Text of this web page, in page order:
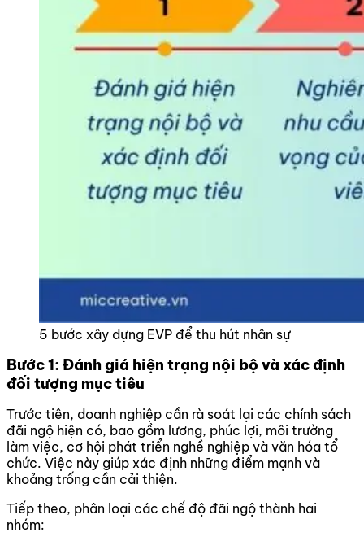
5 bước xây dựng EVP để thu hút nhân sự
Bước 1: Đánh giá hiện trạng nội bộ và xác định
đối tượng mục tiêu
Trước tiên, doanh nghiệp cần rà soát lại các chính sách
đãi ngộ hiện có, bao gồm lương, phúc lợi, môi trường
làm việc, cơ hội phát triển nghề nghiệp và văn hóa tổ
chức. Việc này giúp xác định những điểm mạnh và
khoảng trống cần cải thiện.
Tiếp theo, phân loại các chế độ đãi ngộ thành hai
nhóm: